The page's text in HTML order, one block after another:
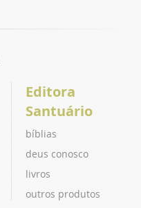
Editora
Santuário
bíblias
deus conosco
livros
outros produtos